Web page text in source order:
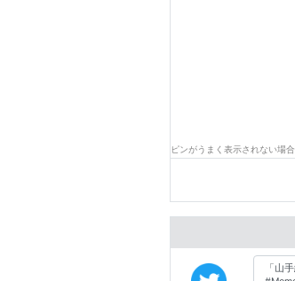
ピンがうまく表示されない場合